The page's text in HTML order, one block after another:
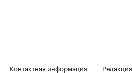
Контактная информация
Редакция